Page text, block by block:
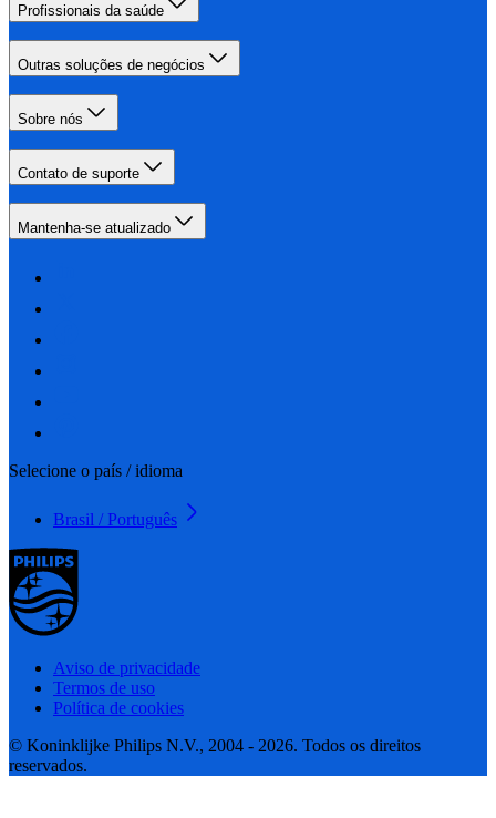
Profissionais da saúde
Outras soluções de negócios
Sobre nós
Contato de suporte
Mantenha-se atualizado
Selecione o país / idioma
Brasil / Português
Aviso de privacidade
Termos de uso
Política de cookies
© Koninklijke Philips N.V., 2004 - 2026. Todos os direitos
reservados.